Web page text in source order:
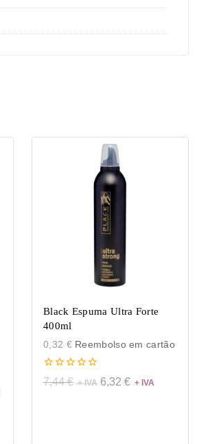
Black Espuma Ultra Forte
400ml
0,32 €Reembolso em cartão
0
de
7,44€ 6,32 €